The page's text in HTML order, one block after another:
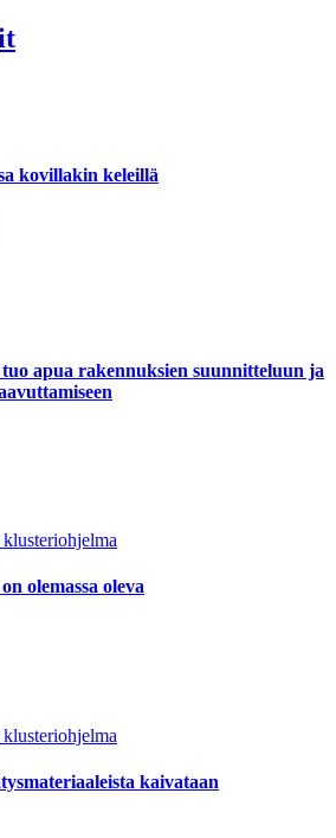
kovillakin keleillä
apua rakennuksien suunnitteluun ja
olemassa oleva
kaivataan